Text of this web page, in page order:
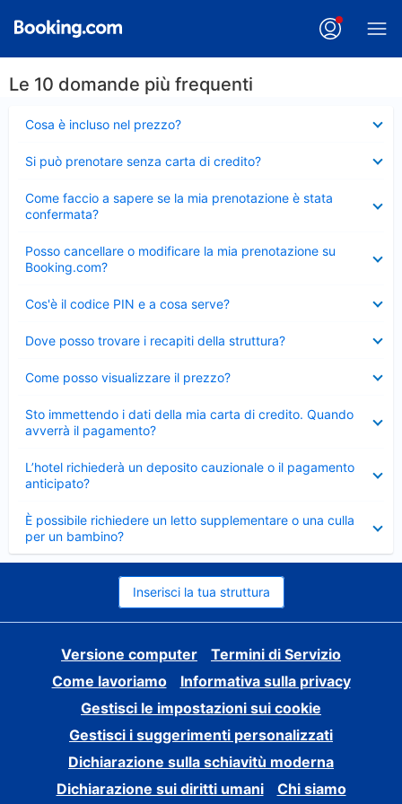
Le 10 domande più frequenti
Cosa è incluso nel prezzo?
chiuso
Si può prenotare senza carta di credito?
chiuso
Come faccio a sapere se la mia prenotazione è stata
confermata?
chiuso
Posso cancellare o modificare la mia prenotazione su
Booking.com?
chiuso
Cos'è il codice PIN e a cosa serve?
chiuso
Dove posso trovare i recapiti della struttura?
chiuso
Come posso visualizzare il prezzo?
chiuso
Sto immettendo i dati della mia carta di credito. Quando
avverrà il pagamento?
chiuso
L’hotel richiederà un deposito cauzionale o il pagamento
anticipato?
chiuso
È possibile richiedere un letto supplementare o una culla
per un bambino?
Elemento
chiuso
Inserisci la tua struttura
Versione computer
Termini di Servizio
Come lavoriamo
Informativa sulla privacy
Gestisci le impostazioni sui cookie
Gestisci i suggerimenti personalizzati
Dichiarazione sulla schiavitù moderna
Dichiarazione sui diritti umani
Chi siamo